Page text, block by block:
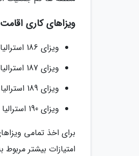
ویزاهای کاری
ویزای 186 استرالیا با اسپانسر شغلی
ویزای 187 استرالیا با حمایت کارفرما در منطقه ها کم جمعیت
ویزای 189 استرالیا به صورت مستقل
ویزای 190 استرالیا با اسپانسر استانی
امتیازات بیشتر